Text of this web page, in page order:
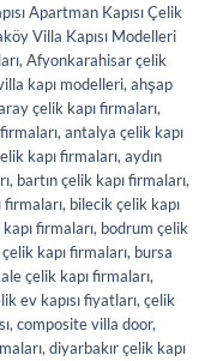
Apartman Kapısı Çelik
Villa Kapısı Modelleri
,Afyonkarahisar çelik
kapı modelleri,ahşap
çelik kapı firmaları,
,antalya çelik kapı
kapı firmaları,aydın
, bartın çelik kapı firmaları,
firmaları, bilecik çelik kapı
firmaları, bodrum çelik
kapı firmaları, bursa
çelik kapı firmaları,
ev kapısı fiyatları,çelik
,composite villa door,
,diyarbakır çelik kapı